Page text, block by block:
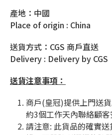
產地：中國
Place of origin : China
送貨方式：CGS 商戶直送
Delivery : Delivery by CGS
送貨注意事項：
商戶(皇冠)提供上門送
約3個工作天內聯絡顧客
請注意: 此貨品的確實